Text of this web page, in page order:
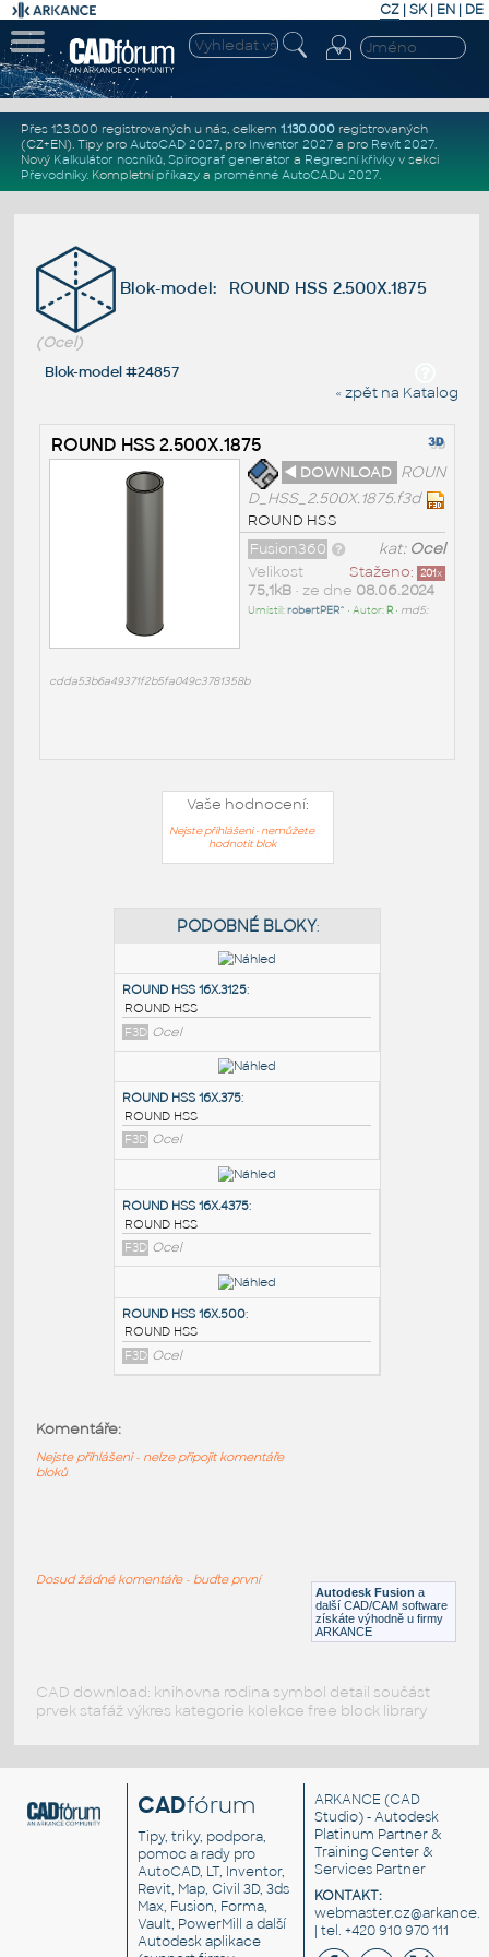
CZ | SK| EN | DE
Přes 123.000 registrovaných u nás, celkem 1.130.000registrovaných
(CZ+EN). Tipy pro AutoCAD 2027, pro Inventor 2027a pro Revit 2027.
Nový Kalkulátor nosníků, Spirograf generátor a Regresní křivkyv sekci
Převodníky. Kompletní příkazya proměnné AutoCADu 2027.
Blok-model: ROUND HSS 2.500X.1875
(Ocel)
Blok-model #24857
« zpět na Katalog
ROUND HSS 2.500X.1875
◄ DOWNLOAD ROUN
D_HSS_2.500X.1875.f3d
ROUND HSS
kat: Ocel
Fusion360
Staženo: 201x
Velikost
75,1kB• ze dne 08.06.2024
Umístil:robertPER^ • Autor: R• md5:
cdda53b6a49371f2b5fa049c3781358b
Vaše hodnocení:
Nejste přihlášeni - nemůžete
hodnotit blok
PODOBNÉ BLOKY
ROUND HSS 16X.3125:
ROUND HSS
F3D Ocel
ROUND HSS 16X.375
ROUND HSS
F3D Ocel
Ocel
Autodesk Fusion a
další CAD/CAM software
získáte výhodně u firmy
ARKANCE
Komentáře:
Nejste přihlášeni - nelze připojit komentáře
bloků
Dosud žádné komentáře - buďte první
CAD download: knihovna rodina symbol detail součást
prvek stafáž výkres kategorie kolekce free block library
CADfórum
Tipy, triky, podpora,
pomoc a rady pro
AutoCAD, LT, Inventor,
Revit, Map, Civil 3D, 3ds
Max, Fusion, Forma,
Vault, PowerMill a další
Autodesk aplikace
ARKANCE (CAD
Studio) - Autodesk
Platinum Partner &
Training Center &
Services Partner
KONTAKT:
| tel. +420 910 970 111